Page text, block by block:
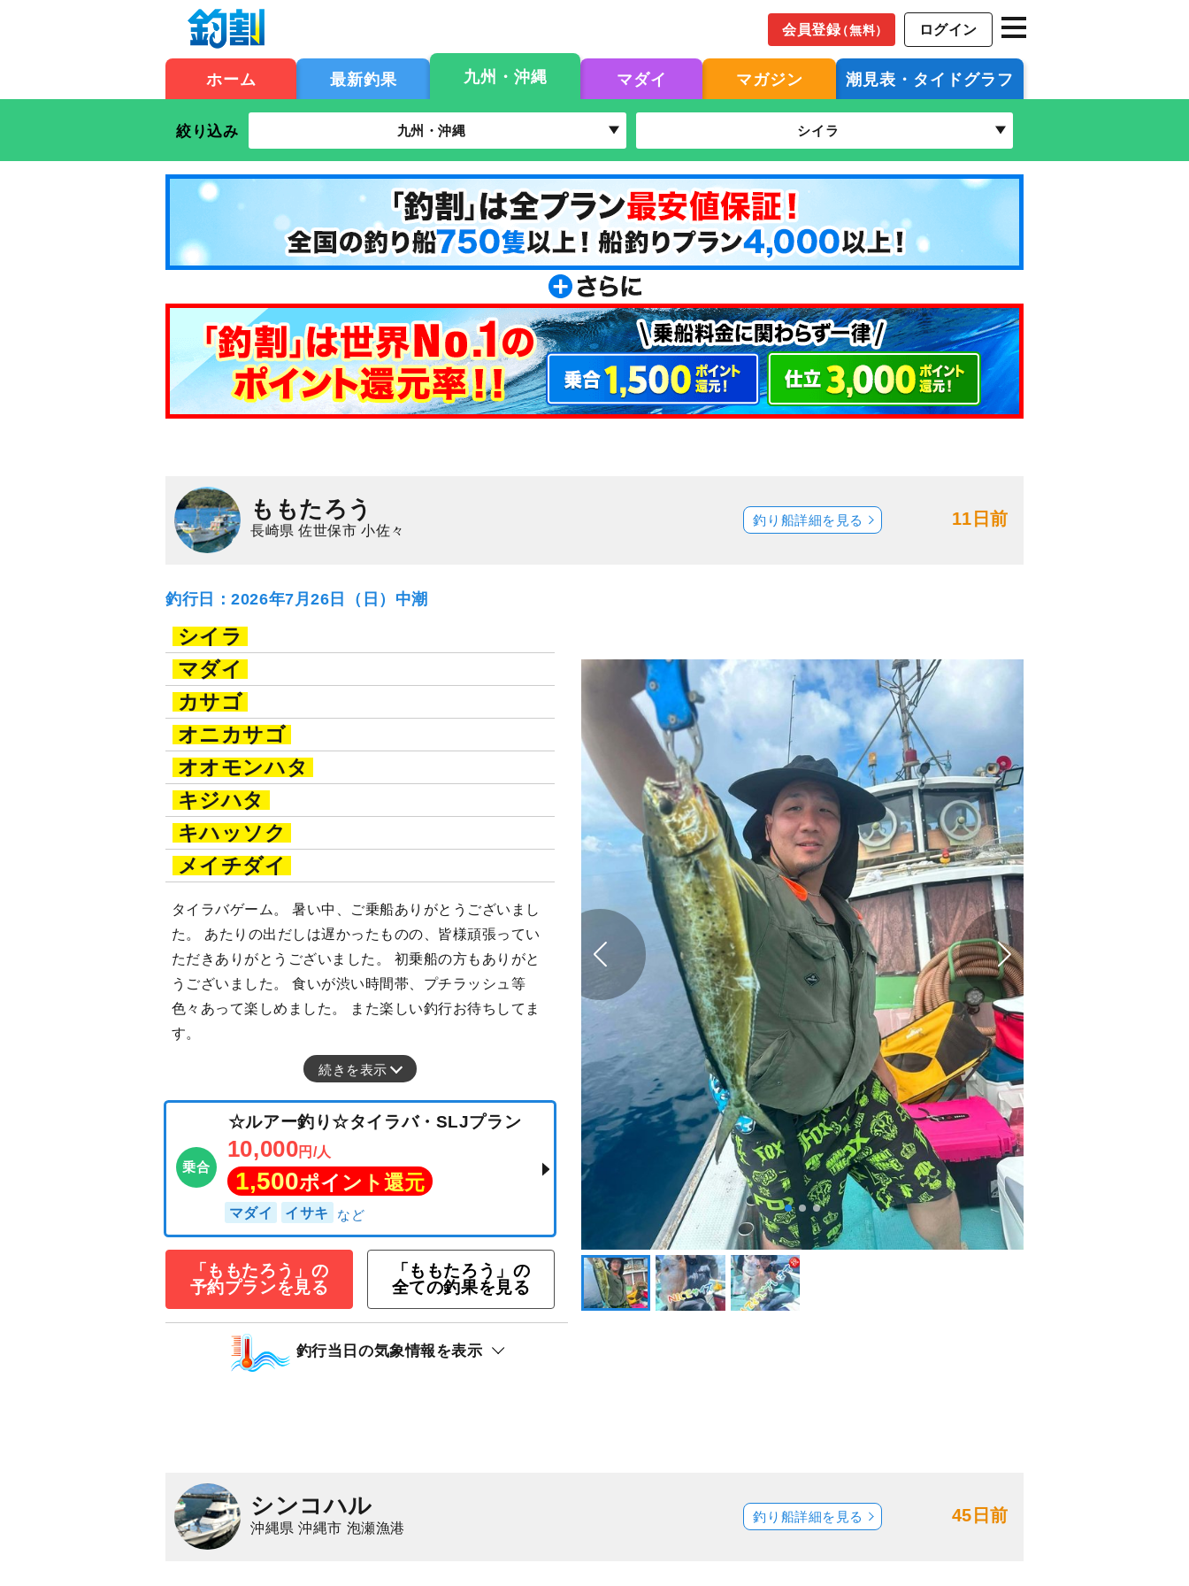
会員登録（無料） ログイン
ホーム 最新釣果 九州・沖縄 マダイ マガジン 潮見表・タイドグラフ
絞り込み 九州・沖縄 シイラ
ももたろう
長崎県 佐世保市 小佐々
11日前
釣り船詳細を見る
釣行日：2026年7月26日（日）中潮
シイラ
マダイ
カサゴ
オニカサゴ
オオモンハタ
キジハタ
キハッソク
メイチダイ
タイラバゲーム。 暑い中、ご乗船ありがとうございまし
た。 あたりの出だしは遅かったものの、皆様頑張ってい
ただきありがとうございました。 初乗船の方もありがと
うございました。 食いが渋い時間帯、プチラッシュ等
色々あって楽しめました。 また楽しい釣行お待ちしてま
す。
続きを表示
乗合
☆ルアー釣り☆タイラバ・SLJプラン
10,000円/人
1,500ポイント還元
「ももたろう」の
予約プランを見る
「ももたろう」の
全ての釣果を見る
釣行当日の気象情報を表示
シンコハル
沖縄県 沖縄市 泡瀬漁港
45日前
釣り船詳細を見る